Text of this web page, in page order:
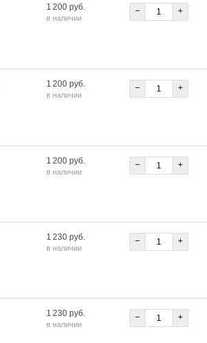
1 200 руб.
в наличии
− +
1 200 руб.
в наличии
− +
1 200 руб.
в наличии
− +
1 230 руб.
в наличии
− +
1 230 руб.
в наличии
− +